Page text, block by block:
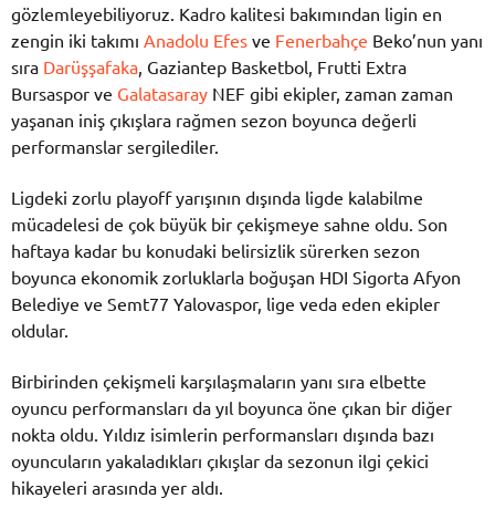
gözlemleyebiliyoruz. Kadro kalitesi bakımından ligin en
zengin iki takımı Anadolu Efes ve Fenerbahçe Beko’nun yanı
sıra Darüşşafaka , Gaziantep Basketbol, Frutti Extra
Bursaspor ve Galatasaray NEF gibi ekipler, zaman zaman
yaşanan iniş çıkışlara rağmen sezon boyunca değerli
performanslar sergilediler.
Ligdeki zorlu playoff yarışının dışında ligde kalabilme
mücadelesi de çok büyük bir çekişmeye sahne oldu. Son
haftaya kadar bu konudaki belirsizlik sürerken sezon
boyunca ekonomik zorluklarla boğuşan HDI Sigorta Afyon
Belediye ve Semt77 Yalovaspor, lige veda eden ekipler
oldular.
Birbirinden çekişmeli karşılaşmaların yanı sıra elbette
oyuncu performansları da yıl boyunca öne çıkan bir diğer
nokta oldu. Yıldız isimlerin performansları dışında bazı
oyuncuların yakaladıkları çıkışlar da sezonun ilgi çekici
hikayeleri arasında yer aldı.